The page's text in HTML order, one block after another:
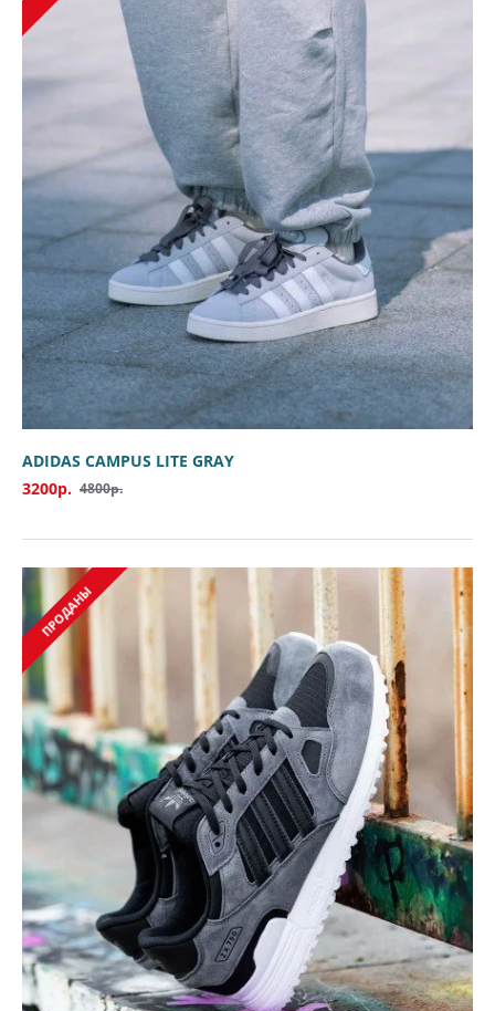
ADIDAS CAMPUS LITE GRAY
3200р. 4800р.
ПРОДАНЫ